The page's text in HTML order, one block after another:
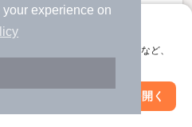
experience on
クサクお部屋探し
。マップ検索やお気に入り保存など、
アプリを開く
㎡
絞り込み条件を変更